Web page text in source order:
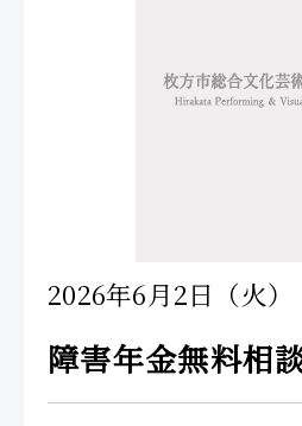
2026年6月2日（火）
障害年金無料相